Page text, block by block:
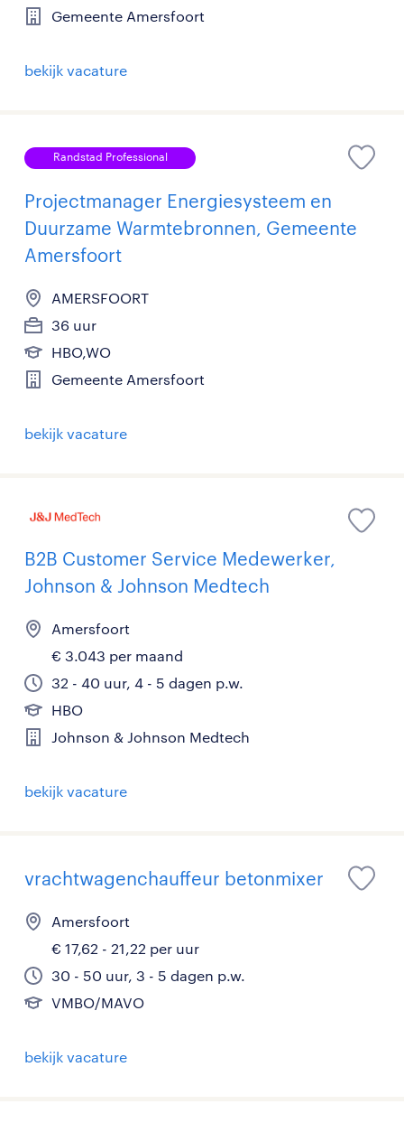
Gemeente Amersfoort
bekijk vacature
Randstad Professional
Projectmanager Energiesysteem en
Duurzame Warmtebronnen, Gemeente
Amersfoort
AMERSFOORT
36 uur
HBO,WO
Gemeente Amersfoort
bekijk vacature
B2B Customer Service Medewerker,
Johnson & Johnson Medtech
Amersfoort
€ 3.043 per maand
32 - 40 uur, 4 - 5 dagen p.w.
HBO
Johnson & Johnson Medtech
bekijk vacature
vrachtwagenchauffeur betonmixer
Amersfoort
€ 17,62 - 21,22 per uur
30 - 50 uur, 3 - 5 dagen p.w.
VMBO/MAVO
bekijk vacature